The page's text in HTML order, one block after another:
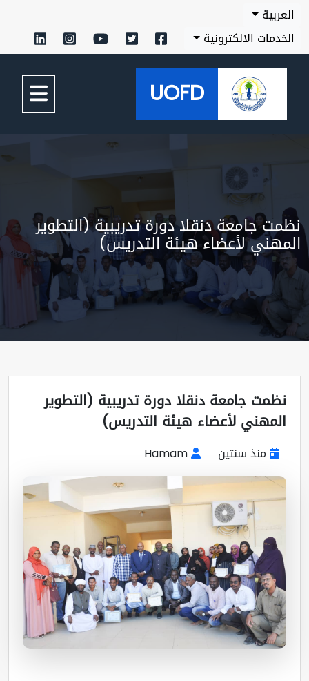
الالكترونية
UOFD
جامعة دنقلا دورة تدريبية (التطوير
لأعضاء هيئة التدريس)
جامعة دنقلا دورة تدريبية (التطوير
لأعضاء هيئة التدريس)
منذ سنتين Hamam